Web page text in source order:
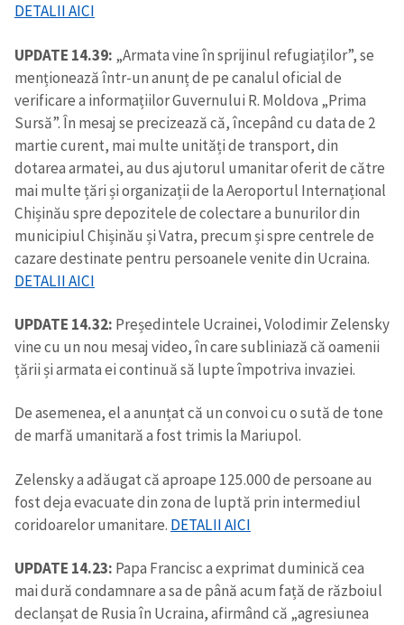
DETALII AICI
UPDATE 14.39: „Armata vine în sprijinul refugiaților”, se
menționează într-un anunț de pe canalul oficial de
verificare a informațiilor Guvernului R. Moldova „Prima
Sursă”. În mesaj se precizează că, începând cu data de 2
martie curent, mai multe unități de transport, din
dotarea armatei, au dus ajutorul umanitar oferit de către
mai multe țări și organizații de la Aeroportul Internațional
Chișinău spre depozitele de colectare a bunurilor din
municipiul Chișinău și Vatra, precum și spre centrele de
cazare destinate pentru persoanele venite din Ucraina.
DETALII AICI
UPDATE 14.32: Președintele Ucrainei, Volodimir Zelensky
vine cu un nou mesaj video, în care subliniază că oamenii
țării și armata ei continuă să lupte împotriva invaziei.
De asemenea, el a anunțat că un convoi cu o sută de tone
de marfă umanitară a fost trimis la Mariupol.
Zelensky a adăugat că aproape 125.000 de persoane au
fost deja evacuate din zona de luptă prin intermediul
coridoarelor umanitare. DETALII AICI
UPDATE 14.23: Papa Francisc a exprimat duminică cea
mai dură condamnare a sa de până acum față de războiul
declanșat de Rusia în Ucraina, afirmând că „agresiunea